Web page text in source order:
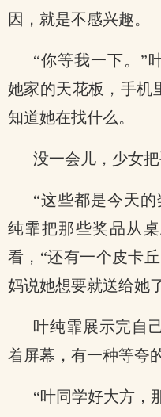
因，就是不感兴趣。
“你等我一下。”
她家的天花板，手机
知道她在找什么。
没一会儿，少女
“这些都是今天
纯霏把那些奖品从
看，“还有一个皮卡
妈说她想要就送给她
叶纯霏展示完自
着屏幕，有一种等夸
“叶同学好大方，